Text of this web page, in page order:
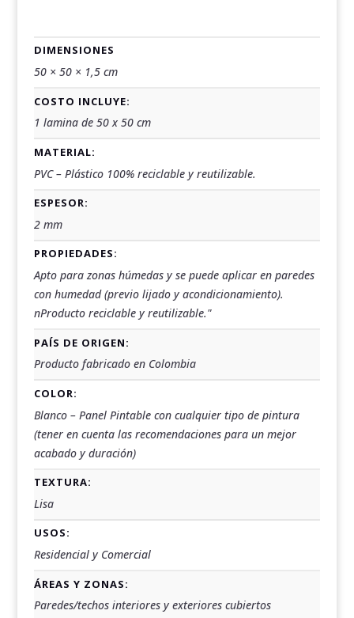
DIMENSIONES
50 × 50 × 1,5 cm
COSTO INCLUYE:
1 lamina de 50 x 50 cm
MATERIAL:
PVC – Plástico 100% reciclable y reutilizable.
ESPESOR:
2 mm
PROPIEDADES:
Apto para zonas húmedas y se puede aplicar en paredes
con humedad (previo lijado y acondicionamiento).
nProducto reciclable y reutilizable."
PAÍS DE ORIGEN:
Producto fabricado en Colombia
COLOR:
Blanco – Panel Pintable con cualquier tipo de pintura
(tener en cuenta las recomendaciones para un mejor
acabado y duración)
TEXTURA:
Lisa
USOS:
Residencial y Comercial
ÁREAS Y ZONAS:
Paredes/techos interiores y exteriores cubiertos